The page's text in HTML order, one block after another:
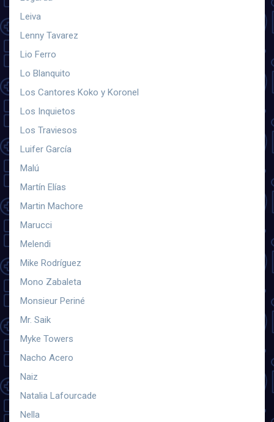
Leiva
Lenny Tavarez
Lio Ferro
Lo Blanquito
Los Cantores Koko y Koronel
Los Inquietos
Los Traviesos
Luifer García
Malú
Martín Elías
Martin Machore
Marucci
Melendi
Mike Rodríguez
Mono Zabaleta
Monsieur Periné
Mr. Saik
Myke Towers
Nacho Acero
Naiz
Natalia Lafourcade
Nella